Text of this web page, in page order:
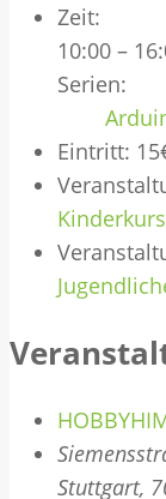
Zeit:
10:00 –
Serien:
Eintritt:
Kinderkurs
Stuttgart,